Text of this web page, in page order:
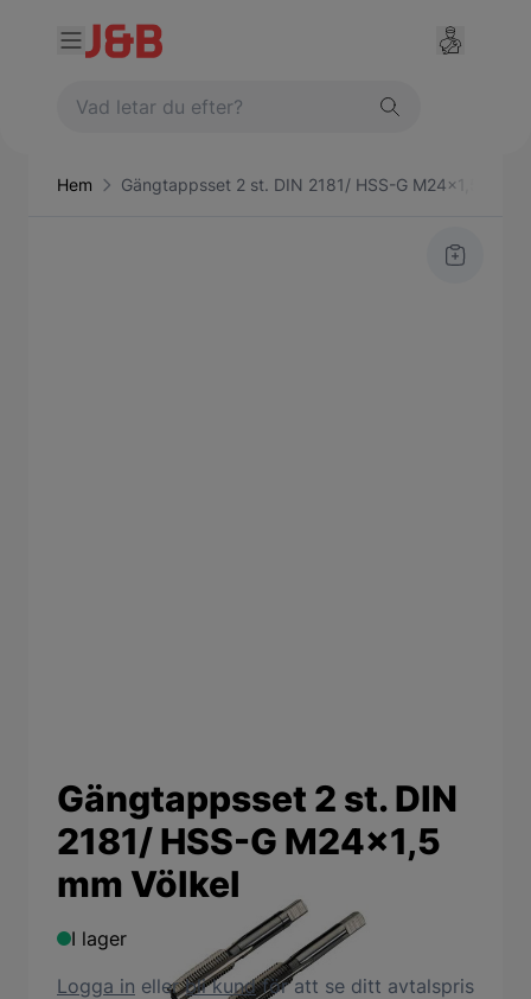
Hem Gängtappsset 2 st. DIN 2181/ HSS-G M24x1,5 mm
Gängtappsset 2 st. DIN
2181/ HSS-G M24x1,5
mm Völkel
I lager
Logga in ellerbli kundför att se ditt avtalspris